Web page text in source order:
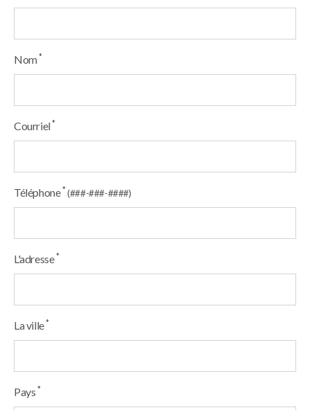
Nom*
Courriel*
Téléphone*(###-###-####)
L'adresse*
La ville*
Pays *